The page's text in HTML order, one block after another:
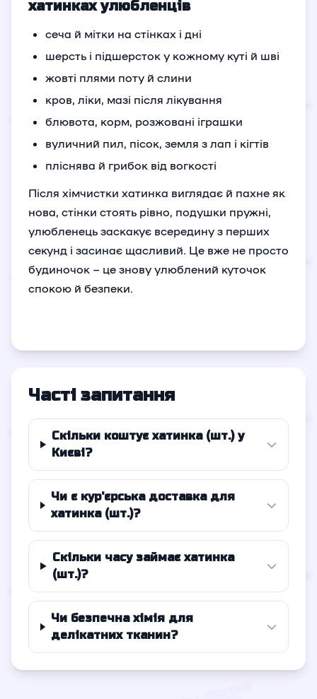
хатинках улюбленців
сеча й мітки на стінках і дні
шерсть і підшерсток у кожному куті й шві
жовті плями поту й слини
кров, ліки, мазі після лікування
блювота, корм, розжовані іграшки
вуличний пил, пісок, земля з лап і кігтів
пліснява й грибок від вогкості
Після хімчистки хатинка виглядає й пахне як
нова, стінки стоять рівно, подушки пружні,
улюбленець заскакує всередину з перших
секунд і засинає щасливий. Це вже не просто
будиночок – це знову улюблений куточок
спокою й безпеки.
Часті запитання
Скільки коштує хатинка (шт.) у
Києві?
Чи є кур'єрська доставка для
хатинка (шт.)?
Скільки часу займає хатинка
(шт.)?
Чи безпечна хімія для
делікатних тканин?